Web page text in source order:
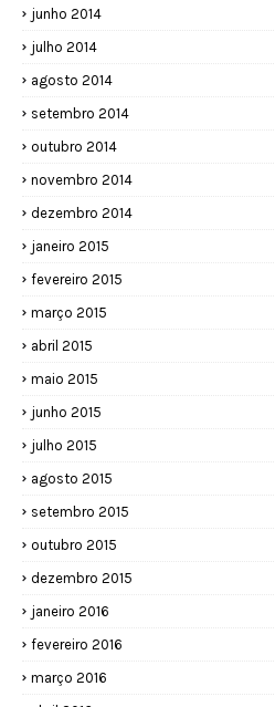
junho 2014
julho 2014
agosto 2014
setembro 2014
outubro 2014
novembro 2014
dezembro 2014
janeiro 2015
fevereiro 2015
março 2015
abril 2015
maio 2015
junho 2015
julho 2015
agosto 2015
setembro 2015
outubro 2015
dezembro 2015
janeiro 2016
fevereiro 2016
março 2016